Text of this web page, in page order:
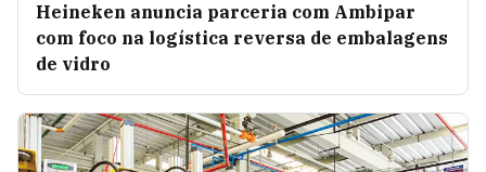
Heineken anuncia parceria com Ambipar
com foco na logística reversa de embalagens
de vidro